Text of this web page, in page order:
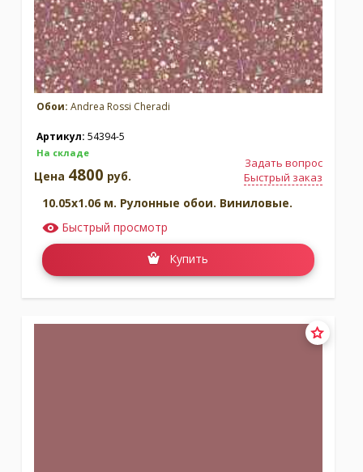
Обои: Andrea Rossi Cheradi
Артикул: 54394-5
На складе
Задать вопрос
Быстрый заказ
Цена 4800 руб.
10.05x1.06 м. Рулонные обои. Виниловые.
Быстрый просмотр
Купить